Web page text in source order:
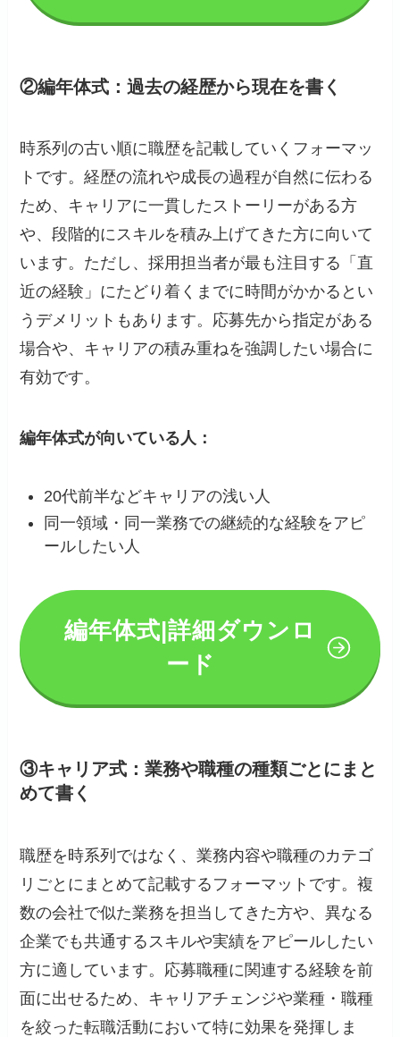
②編年体式：過去の経歴から現在を書く
時系列の古い順に職歴を記載していくフォーマッ
トです。経歴の流れや成長の過程が自然に伝わる
ため、キャリアに一貫したストーリーがある方
や、段階的にスキルを積み上げてきた方に向いて
います。ただし、採用担当者が最も注目する「直
近の経験」にたどり着くまでに時間がかかるとい
うデメリットもあります。応募先から指定がある
場合や、キャリアの積み重ねを強調したい場合に
有効です。
編年体式が向いている人：
20代前半などキャリアの浅い人
同一領域・同一業務での継続的な経験をアピ
ールしたい人
編年体式|詳細ダウンロ
ード
③キャリア式：業務や職種の種類ごとにまと
めて書く
職歴を時系列ではなく、業務内容や職種のカテゴ
リごとにまとめて記載するフォーマットです。複
数の会社で似た業務を担当してきた方や、異なる
企業でも共通するスキルや実績をアピールしたい
方に適しています。応募職種に関連する経験を前
面に出せるため、キャリアチェンジや業種・職種
を絞った転職活動において特に効果を発揮しま